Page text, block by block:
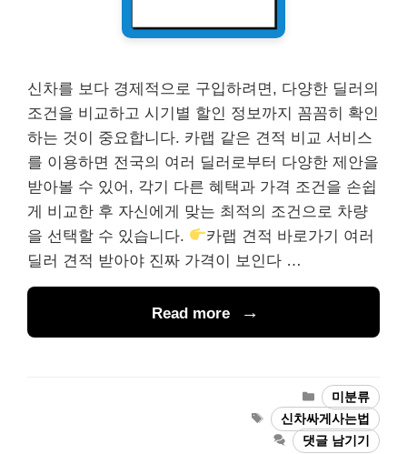
신차를 보다 경제적으로 구입하려면, 다양한 딜러의
조건을 비교하고 시기별 할인 정보까지 꼼꼼히 확인
하는 것이 중요합니다. 카랩 같은 견적 비교 서비스
를 이용하면 전국의 여러 딜러로부터 다양한 제안을
받아볼 수 있어, 각기 다른 혜택과 가격 조건을 손쉽
게 비교한 후 자신에게 맞는 최적의 조건으로 차량
을 선택할 수 있습니다.
카랩 견적 바로가기 여러
딜러 견적 받아야 진짜 가격이 보인다 …
Read more
카
테
고
리
미분류
태
그
신차싸게사는법
댓글 남기기